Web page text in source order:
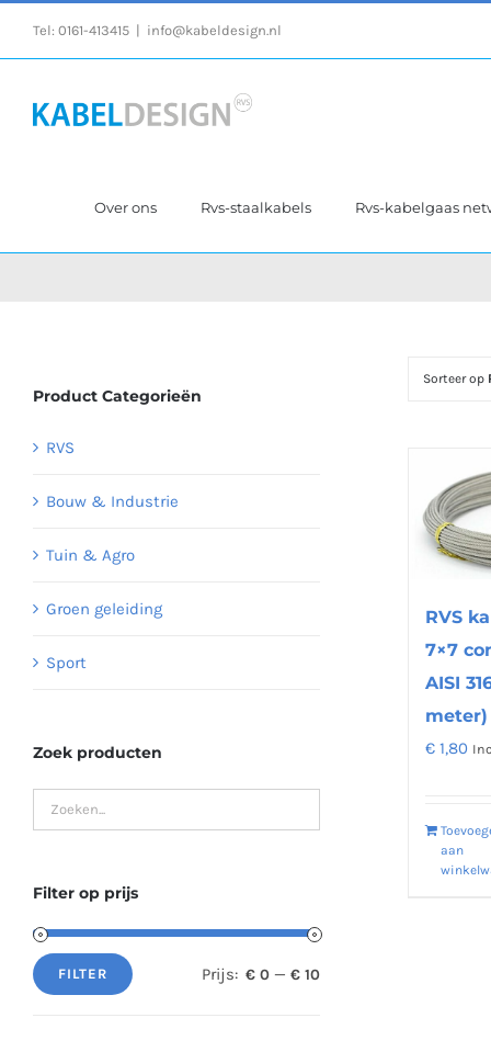
Tel: 0161-413415 info@kabeldesign.nl
Over ons Rvs-staalkabels Rvs-kabelgaas
Sorteer op
RVS
7×7
AISI
meter)
€ 1,80
aan
Product Categorieën
RVS
Bouw & Industrie
Tuin & Agro
Groen geleiding
Sport
Zoek producten
Filter op prijs
Min.
Max.
FILTER Prijs: € 0 —€ 10